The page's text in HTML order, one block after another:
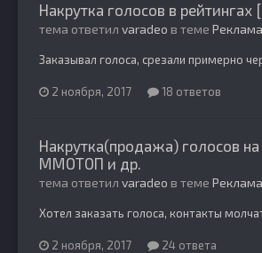
Накрутка голосов в рейтингах
тема ответил varadeo в теме Реклама
Заказывал голоса, срезали примерно
2 ноября, 2017 18 ответов
Накрутка(продажа) голосов на
ММОТОП и др.
тема ответил varadeo в теме Реклама
Хотел заказать голоса, контакты
2 ноября, 2017 24 ответа